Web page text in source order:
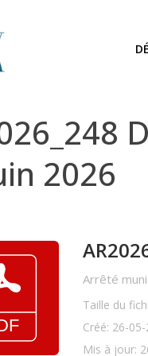
2026
Arrêté
Taille du
Créé: 26-
Mis à jour: